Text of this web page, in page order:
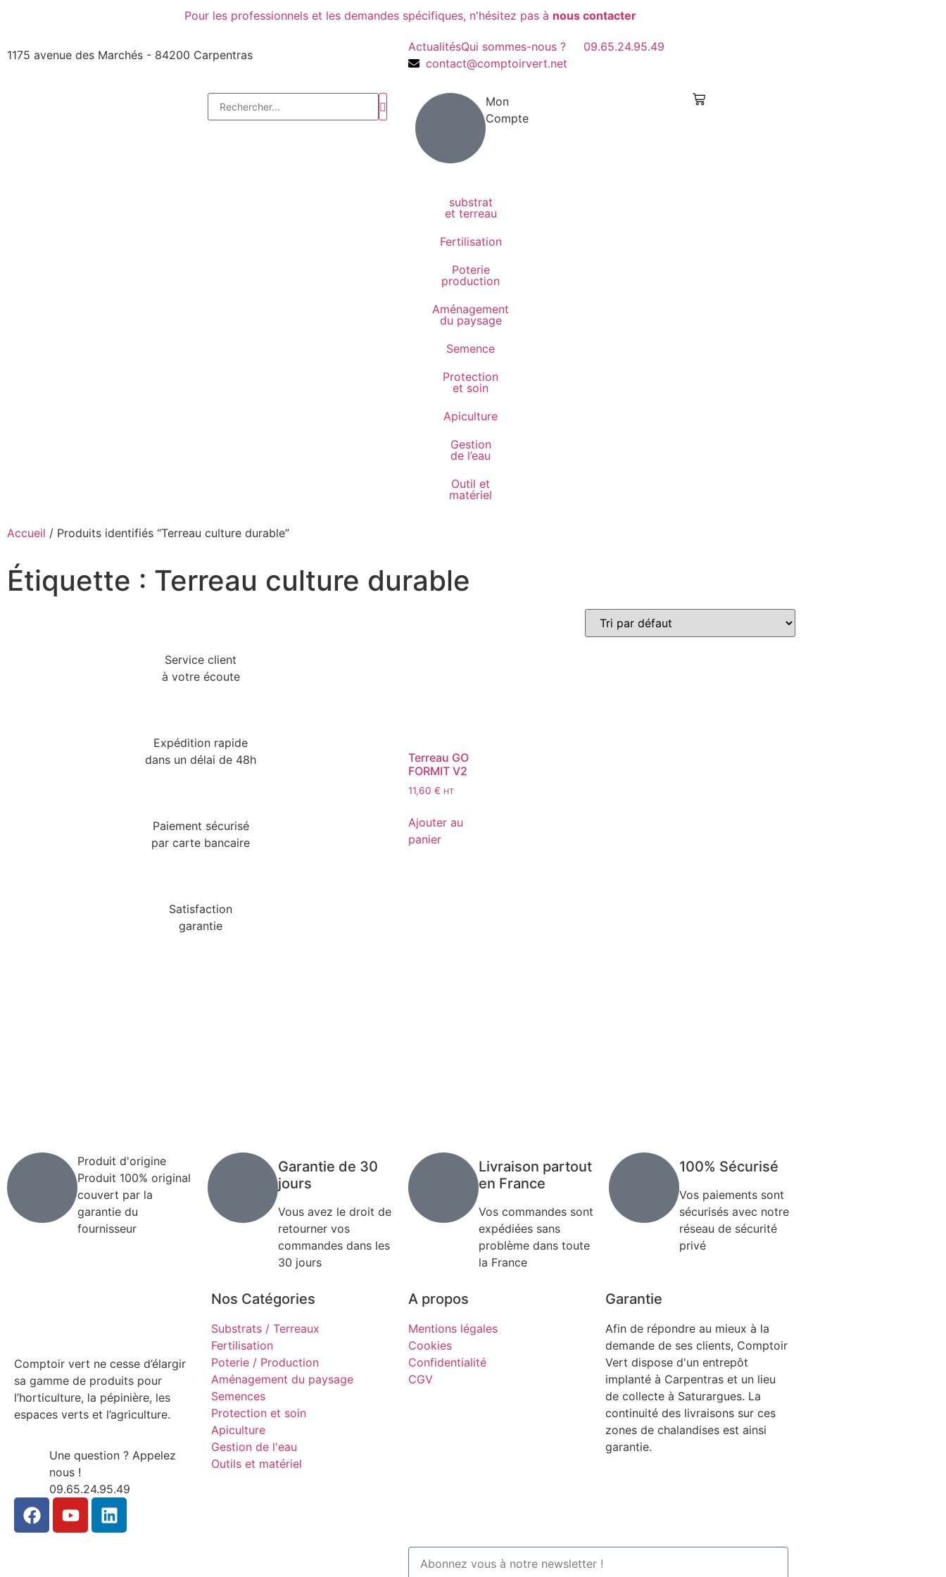
Pour les professionnels et les demandes spécifiques, n'hésitez pas à nous contacter
1175 avenue des Marchés - 84200 Carpentras
ActualitésQui sommes-nous ?
09.65.24.95.49
contact@comptoirvert.net
Mon
Compte
substrat
et terreau
Fertilisation
Poterie
production
Aménagement
du paysage
Semence
Protection
et soin
Apiculture
Gestion
de l’eau
Outil et
matériel
Accueil / Produits identifiés “Terreau culture durable”
Étiquette : Terreau culture durable
Service client
à votre écoute
Expédition rapide
dans un délai de 48h
Paiement sécurisé
par carte bancaire
Satisfaction
garantie
Terreau GO
FORMIT V2
11,60 € HT
Ajouter au
panier
Produit d'origine
Produit 100% original
couvert par la
garantie du
fournisseur
Garantie de 30
jours
Vous avez le droit de
retourner vos
commandes dans les
30 jours
Livraison partout
en France
Vos commandes sont
expédiées sans
problème dans toute
la France
100% Sécurisé
Vos paiements sont
sécurisés avec notre
réseau de sécurité
privé
Comptoir vert ne cesse d’élargir
sa gamme de produits pour
l’horticulture, la pépinière, les
espaces verts et l’agriculture.
Une question ? Appelez
nous !
09.65.24.95.49
Nos Catégories
Substrats / Terreaux
Fertilisation
Poterie / Production
Aménagement du paysage
Semences
Protection et soin
Apiculture
Gestion de l'eau
Outils et matériel
A propos
Mentions légales
Cookies
Confidentialité
CGV
Garantie
Afin de répondre au mieux à la
demande de ses clients, Comptoir
Vert dispose d'un entrepôt
implanté à Carpentras et un lieu
de collecte à Saturargues. La
continuité des livraisons sur ces
zones de chalandises est ainsi
garantie.